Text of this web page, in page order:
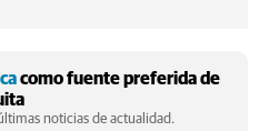
como fuente preferida de
noticias de actualidad.